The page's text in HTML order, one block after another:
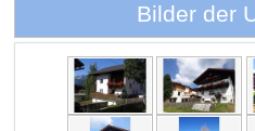
Bilder der